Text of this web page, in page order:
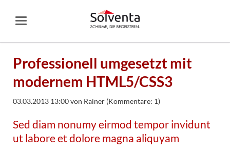
Professionell umgesetzt mit
modernem HTML5/CSS3
03.03.2013 13:00von Rainer(Kommentare: 1)
Sed diam nonumy eirmod tempor invidunt
ut labore et dolore magna aliquyam